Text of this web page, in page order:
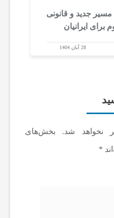
جدید و قانونی
برای ایرانیان
28 آبان 1404
نخواهد شد. بخش‌های
*